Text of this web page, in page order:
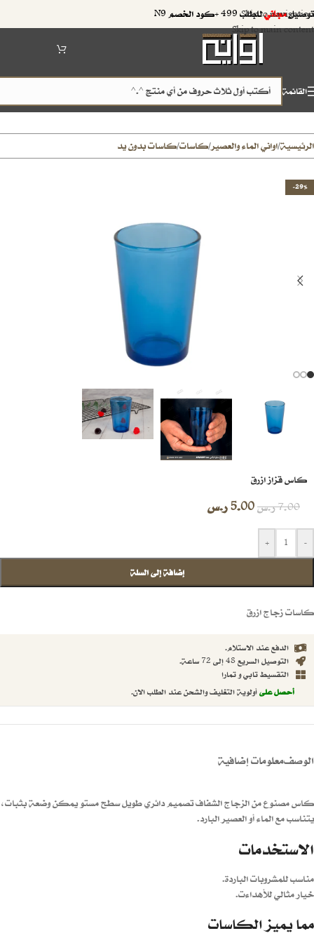
Skip to navigation
Skip to main content
توصيلمجانيللطلب 499 +كود الخصم N9
القائمة
الرئيسية/اواني الماء والعصير/كاسات/كاسات بدون يد
-29%
كاس قزاز ازرق
7.00ر.س5.00ر.س
-
+
إضافة إلى السلة
كاسات زجاج ازرق
الدفع عند الاستلام.
التوصيل السريع 48 إلى 72 ساعة.
التقسيط تابي و تمارا
أحصل علىأولوية التغليف والشحن عند الطلب الان.
الوصفمعلومات إضافية
كاس مصنوع من الزجاج الشفاف تصميم دائري طويل سطح مستو يمكن وضعة بثبات،
يتناسب مع الماء أو العصير البارد.
الاستخدمات
مناسب للمشروبات الباردة.
خيار مثالي للأهداءت.
مما يميز الكاسات